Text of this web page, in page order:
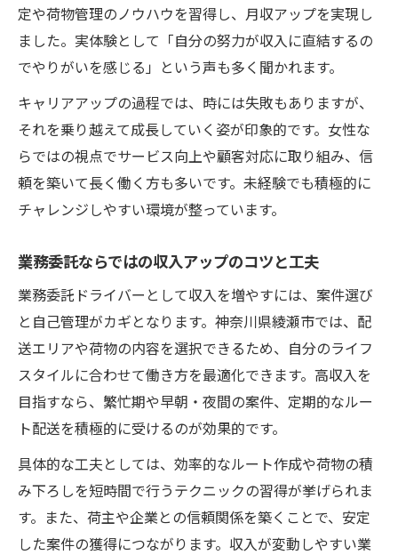
定や荷物管理のノウハウを習得し、月収アップを実現し
ました。実体験として「自分の努力が収入に直結するの
でやりがいを感じる」という声も多く聞かれます。
キャリアアップの過程では、時には失敗もありますが、
それを乗り越えて成長していく姿が印象的です。女性な
らではの視点でサービス向上や顧客対応に取り組み、信
頼を築いて長く働く方も多いです。未経験でも積極的に
チャレンジしやすい環境が整っています。
業務委託ならではの収入アップのコツと工夫
業務委託ドライバーとして収入を増やすには、案件選び
と自己管理がカギとなります。神奈川県綾瀬市では、配
送エリアや荷物の内容を選択できるため、自分のライフ
スタイルに合わせて働き方を最適化できます。高収入を
目指すなら、繁忙期や早朝・夜間の案件、定期的なルー
ト配送を積極的に受けるのが効果的です。
具体的な工夫としては、効率的なルート作成や荷物の積
み下ろしを短時間で行うテクニックの習得が挙げられま
す。また、荷主や企業との信頼関係を築くことで、安定
した案件の獲得につながります。収入が変動しやすい業